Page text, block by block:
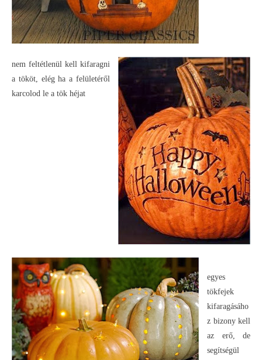
nem feltétlenül kell kifaragni
a tököt, elég ha a felületéről
karcolod le a tök héjat
egyes
tökfejek
kifaragásáho
z bizony kell
az erő, de
segítségül